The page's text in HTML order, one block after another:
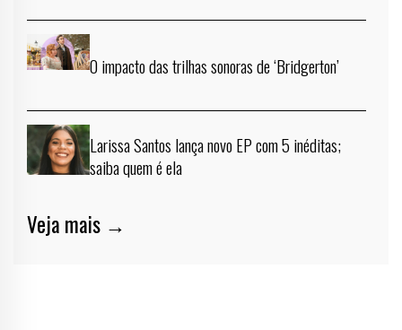
O impacto das trilhas sonoras de ‘Bridgerton’
Larissa Santos lança novo EP com 5 inéditas;
saiba quem é ela
Veja mais →